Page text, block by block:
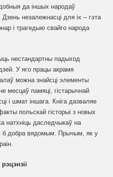
да іншых народаў
незалежнасці для іх – гэта
і трагедыю свайго народа
нестандартны падыход
У яго працы акрамя
можна знайсці элементы
месцаў памяці, гістарычнай
і шмат іншага. Кніга дазваляе
польскай гісторыі з новых
натхніць даследчыкаў на
б добра вядомым. Прычым, як у